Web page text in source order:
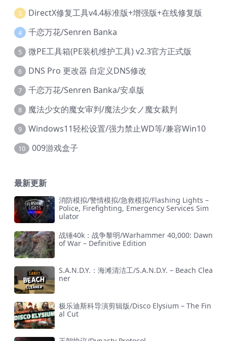
3 DirectX修复工具v4.4标准版+增强版+在线修复版
4 千恋万花/Senren Banka
5 微PE工具箱(PE装机维护工具) v2.3官方正式版
6 DNS Pro 更改器 自定义DNS修改
7 千恋万花/Senren Banka/安卓版
8 魔法少女的魔女审判/魔法少女ノ魔女裁判
9 Windows11轻松设置/强力禁止WD等/兼容Win10
10 009游戏盒子
最新更新
消防模拟/警情模拟/急救模拟/Flashing Lights –
Police, Firefighting, Emergency Services Sim
ulator
战锤40k：战争黎明/Warhammer 40,000: Dawn
of War – Definitive Edition
S.A.N.D.Y.：海滩清洁工/S.A.N.D.Y. – Beach Clea
ner
极乐迪斯科导演剪辑版/Disco Elysium – The Fin
al Cut